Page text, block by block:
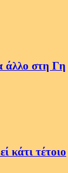
άλλο στη Γη
κάτι τέτοιο